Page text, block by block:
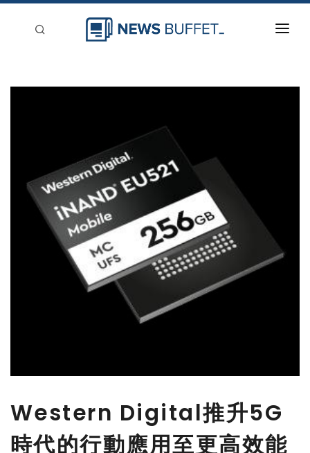
Western Digital推升5G
時代的行動應用至更高效能